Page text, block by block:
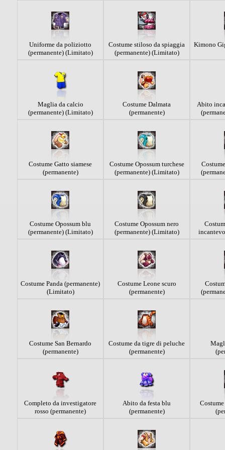
Uniforme da poliziotto
(permanente) (Limitato)
Costume stiloso da spiaggia
(permanente) (Limitato)
Kimono
Maglia da calcio
(permanente) (Limitato)
Costume Dalmata
(permanente)
Abito
Costume Gatto siamese
(permanente)
Costume Opossum turchese
(permanente) (Limitato)
Costume Opossum blu
(permanente) (Limitato)
Costume Opossum nero
(permanente) (Limitato)
Costume Panda (permanente)
(Limitato)
Costume Leone scuro
(permanente)
Costume San Bernardo
(permanente)
Costume da tigre di peluche
(permanente)
Completo da investigatore
rosso (permanente)
Abito da festa blu
(permanente)